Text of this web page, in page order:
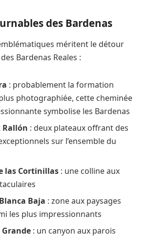
des Bardenas
méritent le détour
Bardenas Reales :
: probablement la formation
photographiée, cette cheminée
symbolise les Bardenas
Rallón : deux plateaux offrant des
sur l’ensemble du
las Cortinillas : une colline aux
Baja : zone aux paysages
les plus impressionnants
: un canyon aux parois